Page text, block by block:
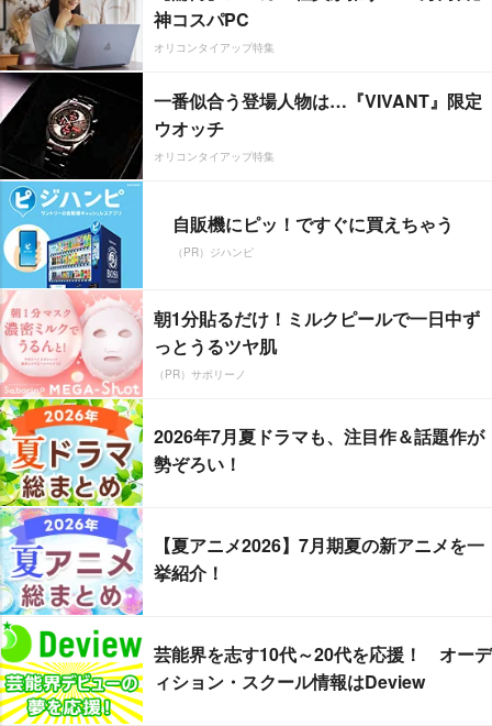
神コスパPC
オリコンタイアップ特集
一番似合う登場人物は…『VIVANT』限定
ウオッチ
オリコンタイアップ特集
自販機にピッ！ですぐに買えちゃう
（PR）ジハンピ
朝1分貼るだけ！ミルクピールで一日中ず
っとうるツヤ肌
（PR）サボリーノ
2026年7月夏ドラマも、注目作＆話題作が
勢ぞろい！
【夏アニメ2026】7月期夏の新アニメを一
挙紹介！
芸能界を志す10代～20代を応援！ オーデ
ィション・スクール情報はDeview